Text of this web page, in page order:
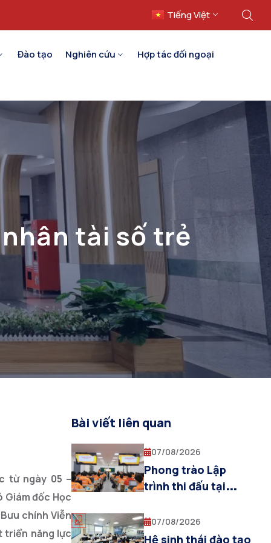
Tiếng Việt
English
Đào tạo Nghiên cứu
Hợp tác đối ngoại
tài số trẻ
từ ngày 05 –
Giám đốc Học
chính Viễn
triển năng lực
Bài viết liên quan
07/08/2026
Phong trào Lập
trình thi đấu tại
duy thuật toán cho
sinh viên Khoa AI
07/08/2026
Hệ sinh thái đào tạo